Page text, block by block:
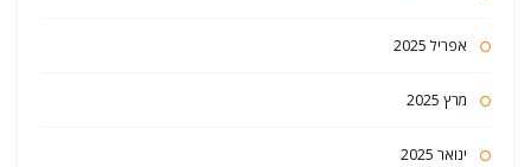
אפריל 2025
מרץ 2025
ינואר 2025